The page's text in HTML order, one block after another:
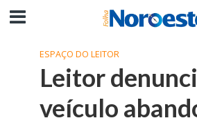
ESPAÇO DO LEITOR
Leitor
veículo